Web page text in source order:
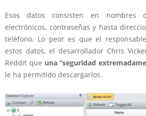
Esos datos consisten en nombres
electrónicos, contraseñas y hasta
teléfono. Lo peor es que el
estos datos, el desarrollador Chris
Reddit que una “seguridad
le ha permitido descargarlos.